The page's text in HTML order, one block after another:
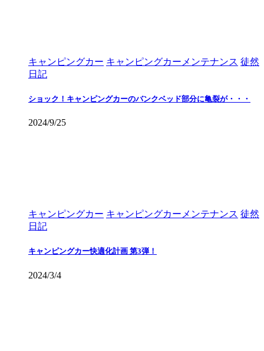
キャンピングカー キャンピングカーメンテナンス 徒然
日記
ショック！キャンピングカーのバンクベッド部分に亀裂が・・・
2024/9/25
キャンピングカー キャンピングカーメンテナンス 徒然
日記
キャンピングカー快適化計画 第3弾！
2024/3/4